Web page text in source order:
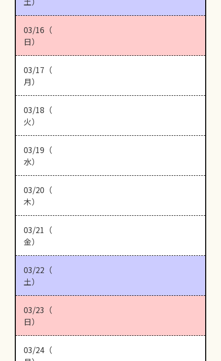
03/16（
日）
03/17（
月）
03/18（
火）
03/19（
水）
03/20（
木）
03/21（
金）
03/22（
土）
03/23（
日）
03/24（